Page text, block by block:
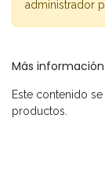
administrador
Más información
Este contenido
productos.